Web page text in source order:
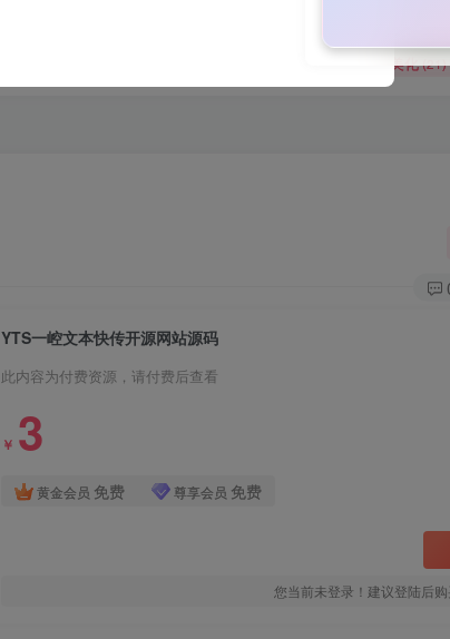
Zibll美化(21)
YTS一崆文本快传开源网站源码
此内容为付费资源，请付费后查看
￥ 3
黄金会员 免费 尊享会员 免费
您当前未登录！建议登陆后